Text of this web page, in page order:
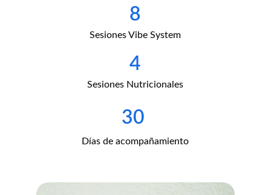
30
8
Sesiones Vibe System
Días de acompañamiento
4
Sesiones Nutricionales